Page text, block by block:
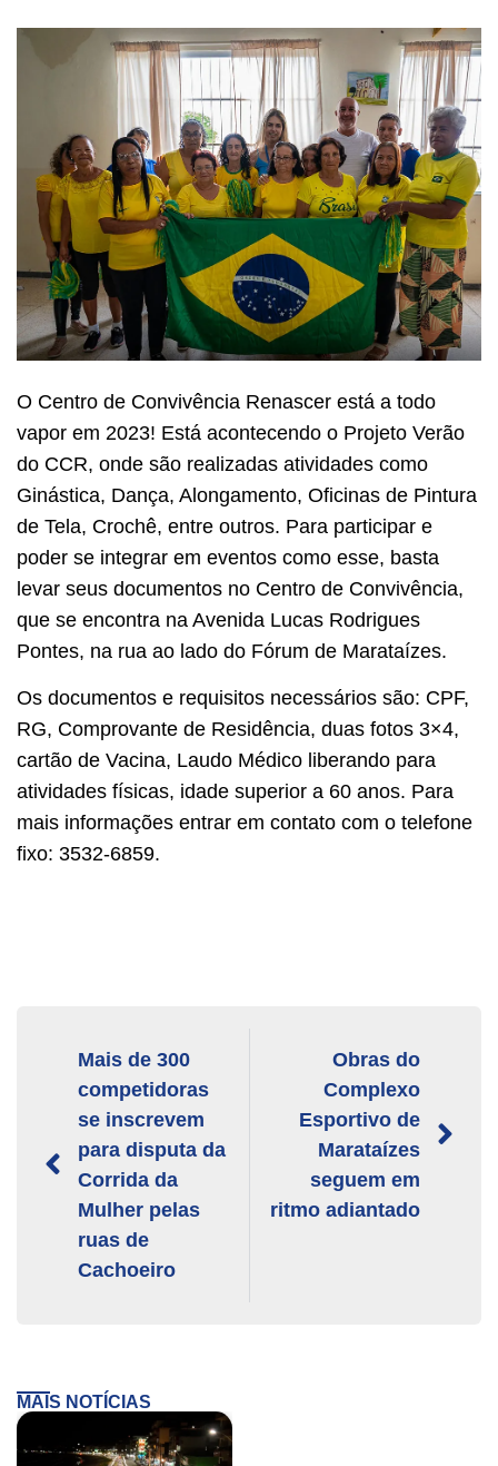
O Centro de Convivência Renascer está a todo
vapor em 2023! Está acontecendo o Projeto Verão
do CCR, onde são realizadas atividades como
Ginástica, Dança, Alongamento, Oficinas de Pintura
de Tela, Crochê, entre outros. Para participar e
poder se integrar em eventos como esse, basta
levar seus documentos no Centro de Convivência,
que se encontra na Avenida Lucas Rodrigues
Pontes, na rua ao lado do Fórum de Marataízes.
Os documentos e requisitos necessários são: CPF,
RG, Comprovante de Residência, duas fotos 3×4,
cartão de Vacina, Laudo Médico liberando para
atividades físicas, idade superior a 60 anos. Para
mais informações entrar em contato com o telefone
fixo: 3532-6859.
Mais de 300
competidoras
se inscrevem
para disputa da
Corrida da
Mulher pelas
ruas de
Cachoeiro
Obras do
Complexo
Esportivo de
Marataízes
seguem em
ritmo adiantado
MAIS NOTÍCIAS